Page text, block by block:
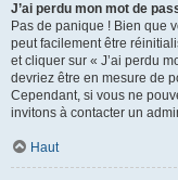
J’ai perdu mon mot de
Pas de panique ! Bien que
peut facilement être
et cliquer sur « J’ai perdu
devriez être en mesure de
Cependant, si vous ne
invitons à contacter un
Haut